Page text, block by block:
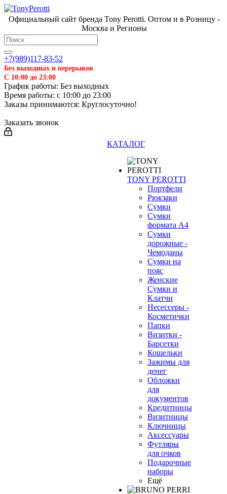
Официальный сайт бренда Tony Perotti. Оптом и в Розницу -
Москва и Регионы
+7(989)117-83-52
Без выходных и перерывов
С 10:00 до 23:00
График работы: Без выходных
Время работы: с 10:00 до 23:00
Заказы принимаются: Круглосуточно!
Заказать звонок
КАТАЛОГ
TONY PEROTTI
Портфели
Рюкзаки
Сумки
Сумки
формата А4
Сумки
дорожные -
Чемоданы
Сумки на
пояс
Женские
Сумки и
Клатчи
Несессеры -
Косметички
Папки
Визитки -
Барсетки
Кошельки
Зажимы для
денег
Обложки
для
документов
Кредитницы
Визитницы
Ключницы
Аксессуары
Футляры
для очков
Подарочные
наборы
Ещё